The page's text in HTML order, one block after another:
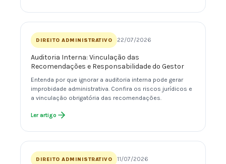
DIREITO ADMINISTRATIVO 22/07/2026
Auditoria Interna: Vinculação das
Recomendações e Responsabilidade do Gestor
Entenda por que ignorar a auditoria interna pode gerar
improbidade administrativa. Confira os riscos jurídicos e
a vinculação obrigatória das recomendações.
Ler artigo
DIREITO ADMINISTRATIVO 11/07/2026